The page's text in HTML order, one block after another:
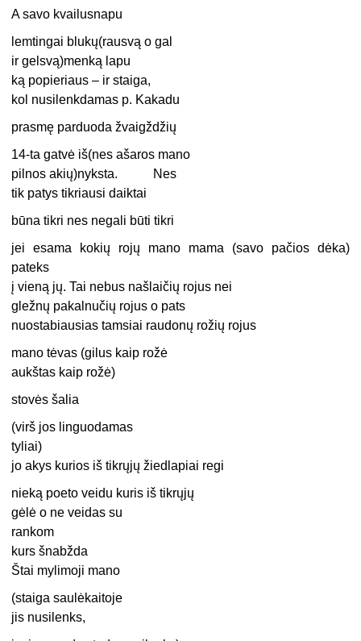
A savo kvailusnapu
lemtingai blukų(rausvą o gal
ir gelsvą)menką lapu
ką popieriaus – ir staiga,
kol nusilenkdamas p. Kakadu
prasmę parduoda žvaigždžių
14-ta gatvė iš(nes ašaros mano
pilnos akių)nyksta. Nes
tik patys tikriausi daiktai
būna tikri nes negali būti tikri
jei esama kokių rojų mano mama (savo pačios dėka)
pateks
į vieną jų. Tai nebus našlaičių rojus nei
gležnų pakalnučių rojus o pats
nuostabiausias tamsiai raudonų rožių rojus
mano tėvas (gilus kaip rožė
aukštas kaip rožė)
stovės šalia
(virš jos linguodamas
tyliai)
jo akys kurios iš tikrųjų žiedlapiai regi
nieką poeto veidu kuris iš tikrųjų
gėlė o ne veidas su
rankom
kurs šnabžda
Štai mylimoji mano
(staiga saulėkaitoje
jis nusilenks,